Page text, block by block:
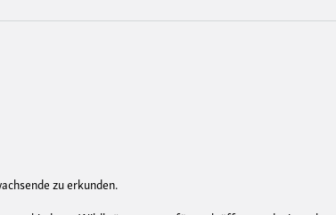
zu erkunden.